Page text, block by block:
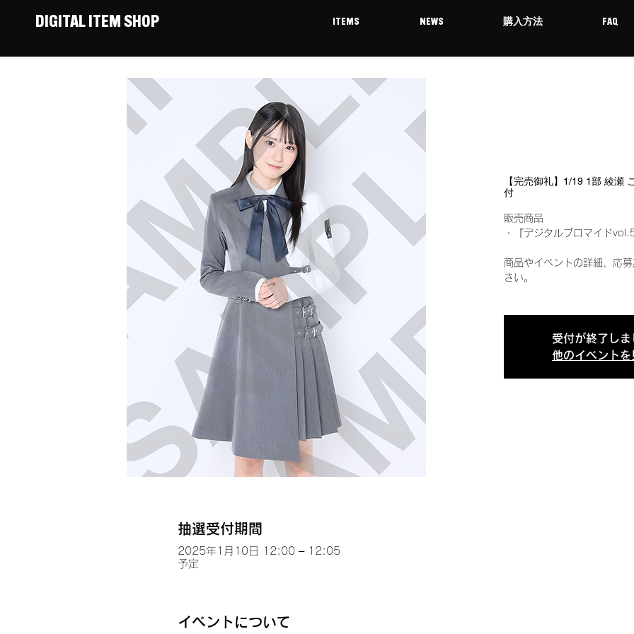
DIGITAL ITEM SHOP ITEMS NEWS 購入方法 FAQ
【完売御礼】1/19 1部 綾瀬
付
販売商品
・『デジタルブロマイド
商品やイベントの詳細、応
さい。
受付が終了しま
他のイベントを
抽選受付期間
2025年1月10日 12:00 – 12:05
予定
イベントについて